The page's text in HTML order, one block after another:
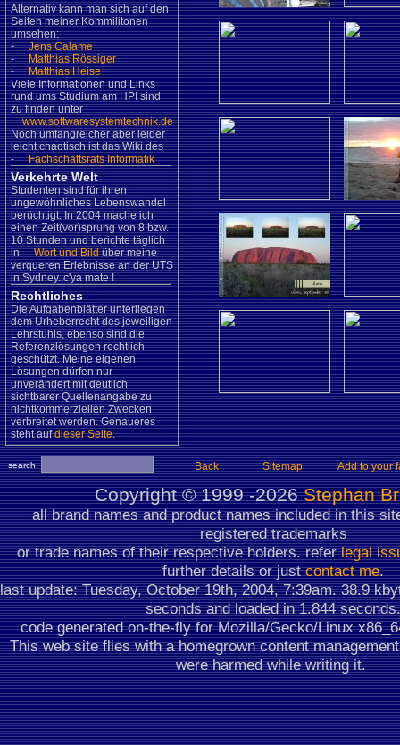
Alternativ kann man sich auf den
Seiten meiner Kommilitonen
umsehen:
-
Jens Calame
-
Matthias Rössiger
-
Matthias Heise
Viele Informationen und Links
rund ums Studium am HPI sind
zu finden unter
www.softwaresystemtechnik.de
Noch umfangreicher aber leider
leicht chaotisch ist das Wiki des
-
Fachschaftsrats Informatik
Verkehrte Welt
Studenten sind für ihren
ungewöhnliches Lebenswandel
berüchtigt. In 2004 mache ich
einen Zeit(vor)sprung von 8 bzw.
10 Stunden und berichte täglich
in
Wort und Bildüber meine
verqueren Erlebnisse an der UTS
in Sydney. c'ya mate !
Rechtliches
Die Aufgabenblätter unterliegen
dem Urheberrecht des jeweiligen
Lehrstuhls, ebenso sind die
Referenzlösungen rechtlich
geschützt. Meine eigenen
Lösungen dürfen nur
unverändert mit deutlich
sichtbarer Quellenangabe zu
nichtkommerziellen Zwecken
verbreitet werden. Genaueres
steht aufdieser Seite.
search: Back Sitemap Add to your
Copyright ©1999 -2026 Stephan
all brand names and product names included in this
registered trademarks
or trade names of their respective holders. referlegal
further details or justcontact me.
last update: Tuesday, October 19th, 2004, 7:39am.38.9
seconds and loaded in 1.844 seconds.
code generated on-the-fly for Mozilla/Gecko/Linux
This web site flies with a homegrown content
were harmed while writing it.